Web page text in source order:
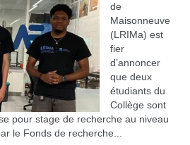
de
Maisonneuve
(LRIMa) est
fier
d’annoncer
que deux
étudiants du
Collège sont
pour stage de recherche au niveau
le Fonds de recherche...